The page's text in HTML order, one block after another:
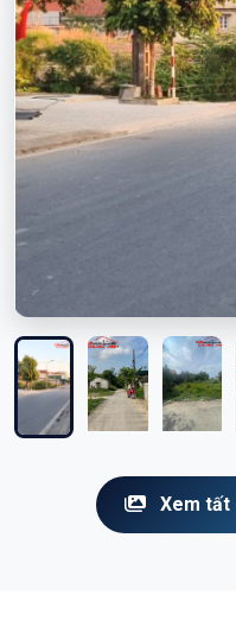
Xem tất